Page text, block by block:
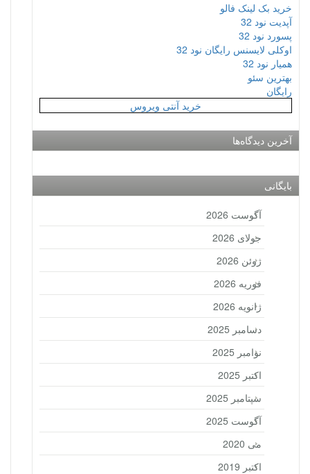
خرید بک لینک فالو
آپدیت نود 32
پسورد نود 32
اوکلی لایسنس رایگان نود 32
همیار نود 32
بهترین سئو
رایگان
خرید آنتی ویروس
آخرین دیدگاه‌ها
بایگانی
آگوست 2026
جولای 2026
ژوئن 2026
فوریه 2026
ژانویه 2026
دسامبر 2025
نوامبر 2025
اکتبر 2025
سپتامبر 2025
آگوست 2025
می 2020
اکتبر 2019